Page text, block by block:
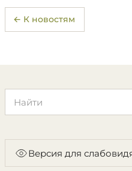
← К новостям
Версия для